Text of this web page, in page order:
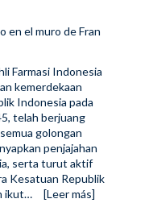
en el muro deFran
Farmasi Indonesia
kemerdekaan
Indonesia pada
telah berjuang
golongan
penjajahan
serta turut aktif
Kesatuan Republik
ikut…
[Leer más]